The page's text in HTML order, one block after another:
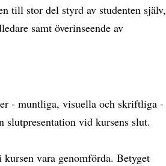
till stor del styrd av studenten själv,
samt överinseende av
- muntliga, visuella och skriftliga -
slutpresentation vid kursens slut.
vara genomförda. Betyget